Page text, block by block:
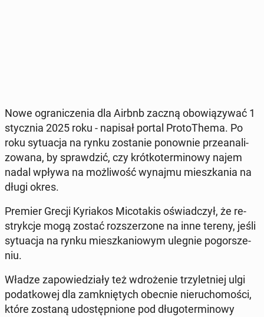
Nowe ogra­ni­cze­nia dla Airbnb zaczną obo­wią­zy­wać 1
stycz­nia 2025 roku - napisał portal Pro­to­The­ma. Po
roku sy­tu­acja na rynku zo­sta­nie po­now­nie prze­ana­li­
zo­wa­na, by spraw­dzić, czy krót­ko­ter­mi­no­wy najem
nadal wpływa na moż­li­wość wynajmu miesz­ka­nia na
długi okres.
Premier Grecji Ky­ria­kos Mi­co­ta­kis oświad­czył, że re­
stryk­cje mogą zostać roz­sze­rzo­ne na inne tereny, jeśli
sy­tu­acja na rynku miesz­ka­nio­wym ulegnie po­gor­sze­
niu.
Władze za­po­wie­dzia­ły też wdro­że­nie trzy­let­niej ulgi
po­dat­ko­wej dla za­mknię­tych obecnie nie­ru­cho­mo­ści,
które zostaną udo­stęp­nio­ne pod dłu­go­ter­mi­no­wy